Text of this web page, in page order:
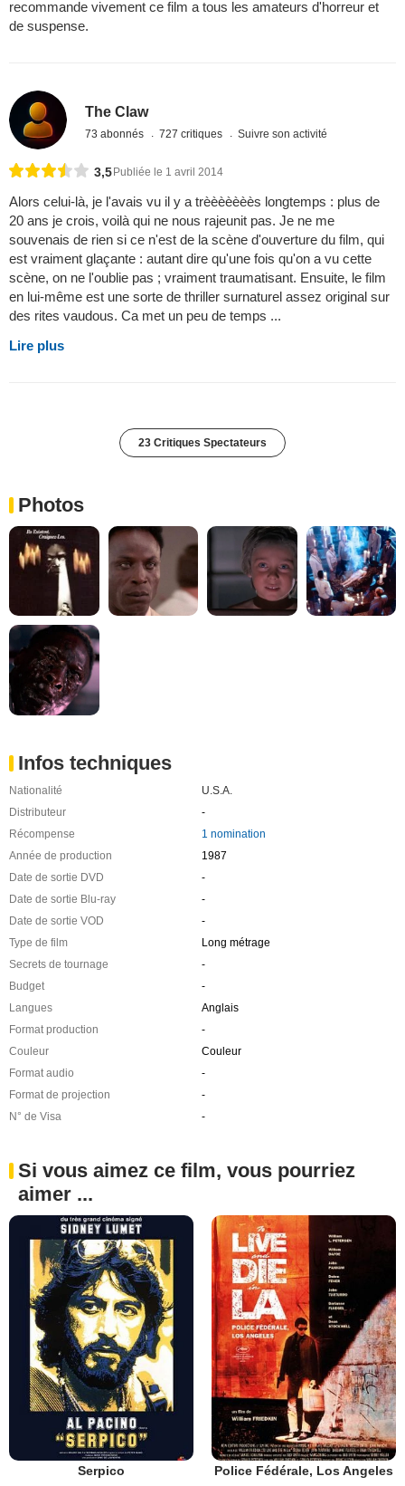
recommande vivement ce film a tous les amateurs d'horreur et
de suspense.
The Claw
73 abonnés 727 critiques Suivre son activité
3,5Publiée le 1 avril 2014
Alors celui-là, je l'avais vu il y a trèèèèèèès longtemps : plus de
20 ans je crois, voilà qui ne nous rajeunit pas. Je ne me
souvenais de rien si ce n'est de la scène d'ouverture du film, qui
est vraiment glaçante : autant dire qu'une fois qu'on a vu cette
scène, on ne l'oublie pas ; vraiment traumatisant. Ensuite, le film
en lui-même est une sorte de thriller surnaturel assez original sur
des rites vaudous. Ca met un peu de temps ...
Lire plus
23 Critiques Spectateurs
Photos
Infos techniques
Nationalité
U.S.A.
Distributeur
-
Récompense
1 nomination
Année de production
1987
Date de sortie DVD
-
Date de sortie Blu-ray
-
Date de sortie VOD
-
Type de film
Long métrage
Secrets de tournage
-
Budget
-
Langues
Anglais
Format production
-
Couleur
Couleur
Format audio
-
Format de projection
-
N° de Visa
-
Si vous aimez ce film, vous pourriez
aimer ...
Serpico Police Fédérale, Los Angeles